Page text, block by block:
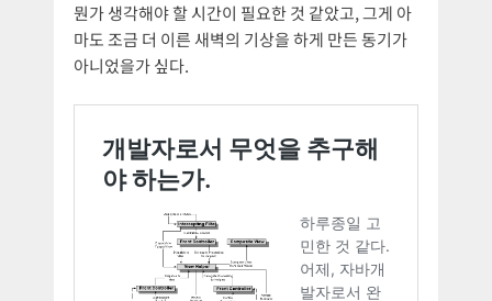
뭔가 생각해야 할 시간이 필요한 것 같았고, 그게 아
마도 조금 더 이른 새벽의 기상을 하게 만든 동기가
아니었을가 싶다.